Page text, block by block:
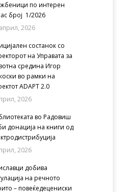
по интерен
број 1/2026
2026
состанок со
на Управата за
средина Игор
во рамки на
ADAPT 2.0
2026
во Радовиш
донација на книги од
2026
добива
на речното
– повеќедецениски